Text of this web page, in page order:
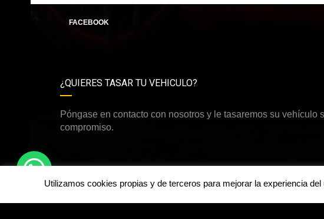
FACEBOOK
¿QUIERES TASAR TU VEHICULO?
Póngase en contacto con nosotros y le tasaremos su vehículo
compromiso.
Utilizamos cookies propias y de terceros para mejorar la experiencia